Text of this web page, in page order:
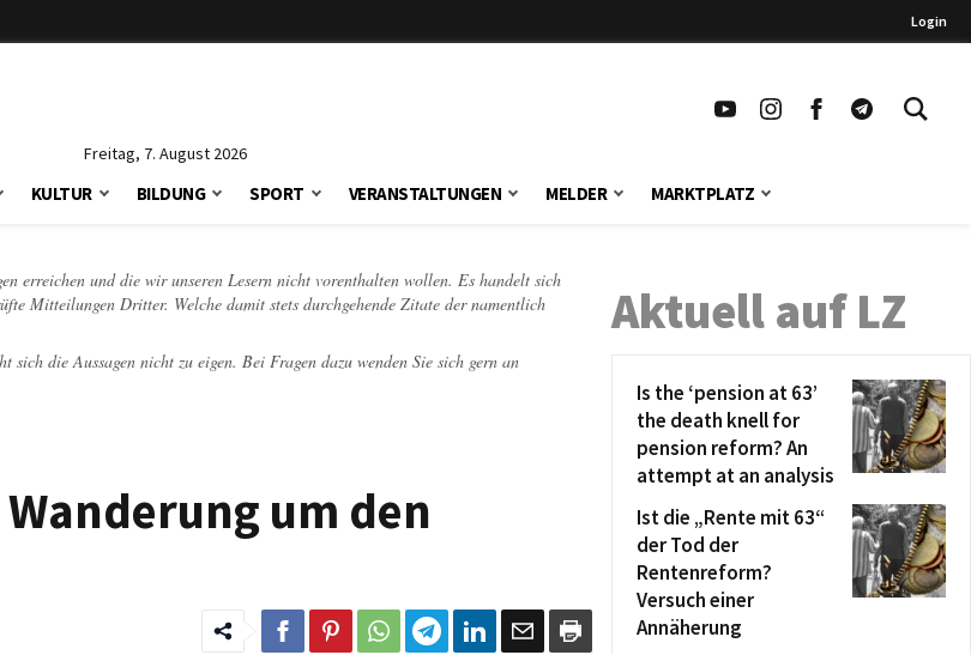
Login
Freitag, 7. August 2026
KULTUR BILDUNG SPORT VERANSTALTUNGEN MELDER MARKTPLATZ
erreichen und die wir unseren Lesern nicht vorenthalten wollen. Es handelt sich
Mitteilungen Dritter. Welche damit stets durchgehende Zitate der namentlich
die Aussagen nicht zu eigen. Bei Fragen dazu wenden Sie sich gern an
um den
Aktuell auf LZ
Is the ‘pension at 63’
the death knell for
pension reform? An
attempt at an analysis
Ist die „Rente mit 63“
der Tod der
Rentenreform?
Versuch einer
Annäherung